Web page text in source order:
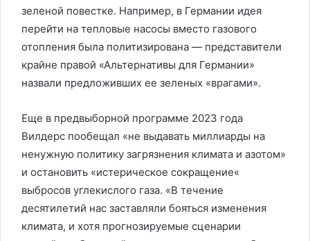
зеленой повестке. Например, в Германии идея
перейти на тепловые насосы вместо газового
отопления была политизирована — представители
крайне правой «Альтернативы для Германии»
назвали предложивших ее зеленых «врагами».
Еще в предвыборной программе 2023 года
Вилдерс пообещал «не выдавать миллиарды на
ненужную политику загрязнения климата и азотом»
и остановить «истерическое сокращение«
выбросов углекислого газа. «В течение
десятилетий нас заставляли бояться изменения
климата, и хотя прогнозируемые сценарии